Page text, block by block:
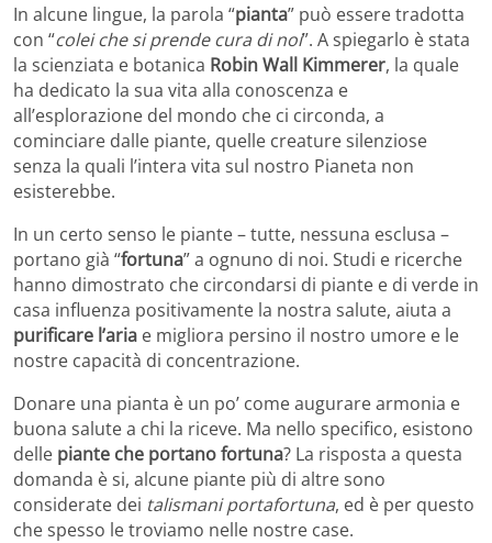
In alcune lingue, la parola “pianta” può essere tradotta
con “colei che si prende cura di noi”. A spiegarlo è stata
la scienziata e botanica Robin Wall Kimmerer, la quale
ha dedicato la sua vita alla conoscenza e
all’esplorazione del mondo che ci circonda, a
cominciare dalle piante, quelle creature silenziose
senza la quali l’intera vita sul nostro Pianeta non
esisterebbe.
In un certo senso le piante – tutte, nessuna esclusa –
portano già “fortuna” a ognuno di noi. Studi e ricerche
hanno dimostrato che circondarsi di piante e di verde in
casa influenza positivamente la nostra salute, aiuta a
purificare l’aria e migliora persino il nostro umore e le
nostre capacità di concentrazione.
Donare una pianta è un po’ come augurare armonia e
buona salute a chi la riceve. Ma nello specifico, esistono
delle piante che portano fortuna? La risposta a questa
domanda è si, alcune piante più di altre sono
considerate dei talismani portafortuna, ed è per questo
che spesso le troviamo nelle nostre case.